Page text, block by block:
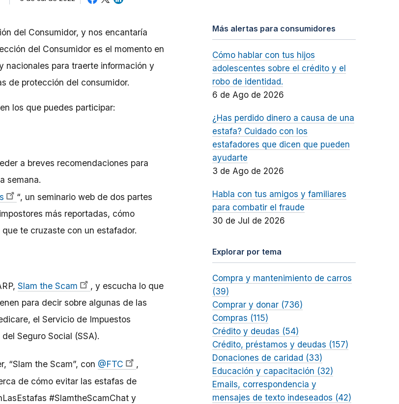
del Consumidor, y nos encantaría
del Consumidor es el momento en
nacionales para traerte información y
de protección del consumidor.
los que puedes participar:
a breves recomendaciones para
semana.
“, un seminario web de dos partes
más reportadas, cómo
te cruzaste con un estafador.
Slam the Scam
, y escucha lo que
para decir sobre algunas de las
el Servicio de Impuestos
Seguro Social (SSA).
“Slam the Scam”, con @FTC
,
de cómo evitar las estafas de
#SlamtheScamChat y
Más alertas para consumidores
Cómo hablar con tus hijos
adolescentes sobre el crédito y el
robo de identidad.
6 de Ago de 2026
¿Has perdido dinero a causa de una
estafa? Cuidado con los
estafadores que dicen que pueden
ayudarte
3 de Ago de 2026
Habla con tus amigos y familiares
para combatir el fraude
30 de Jul de 2026
Explorar por tema
Compra y mantenimiento de carros
(39)
Comprar y donar (736)
Compras (115)
Crédito y deudas (54)
Crédito, préstamos y deudas (157)
Donaciones de caridad (33)
Educación y capacitación (32)
Emails, correspondencia y
mensajes de texto indeseados (42)